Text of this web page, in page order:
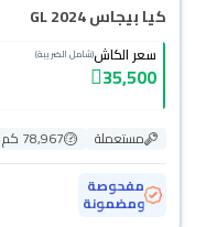
كيا بيجاس GL 2024
سعر الكاش(شامل الضريبة)
35,500
مستعملة
78,967 كم
مفحوصة
ومضمونة